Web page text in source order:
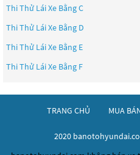
Thi Thử Lái Xe Bằng C
Thi Thử Lái Xe Bằng D
Thi Thử Lái Xe Bằng E
Thi Thử Lái Xe Bằng F
TRANG CHỦ MUA
2020